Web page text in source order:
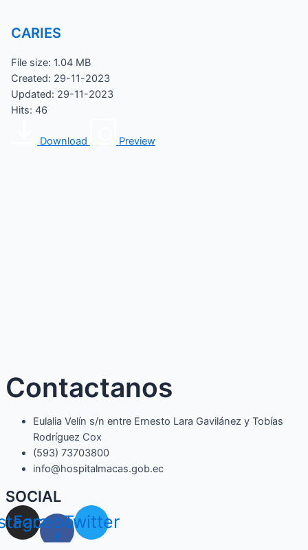
CARIES
File size: 1.04 MB
Created: 29-11-2023
Updated: 29-11-2023
Hits: 46
Download Preview
Contactanos
Eulalia Velín s/n entre Ernesto Lara Gavilánez y Tobías
Rodríguez Cox
(593) 73703800​
info@hospitalmacas.gob.ec
SOCIAL
Facebook-
f
Twitter